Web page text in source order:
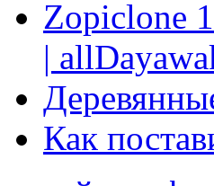
Zopiclone
|
Как